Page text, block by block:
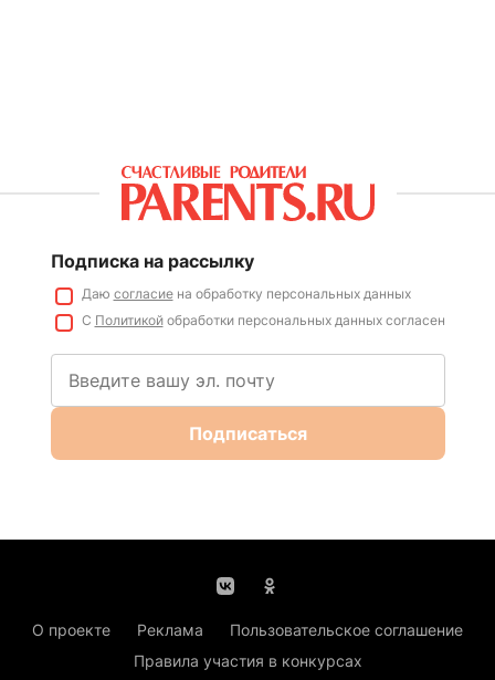
Подписка на рассылку
Даю согласиена обработку персональных данных
С Политикойобработки персональных данных согласен
Подписаться
О проекте Реклама
Пользовательское соглашение
Правила участия в конкурсах